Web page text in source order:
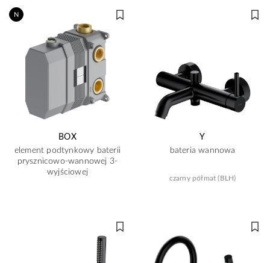
N
BOX
element podtynkowy baterii
prysznicowo-wannowej 3-
wyjściowej
Y
bateria wannowa
czarny półmat (BLH)